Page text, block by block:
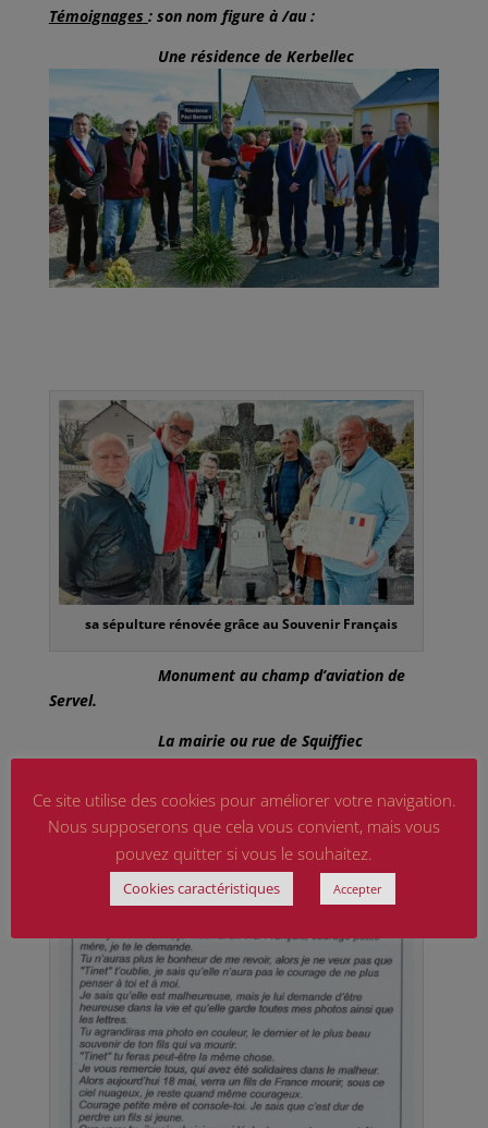
Témoignages : son nom figure à /au :
Une résidence de Kerbellec
sa sépulture rénovée grâce au Souvenir Français
Monument au champ d’aviation de
Servel.
La mairie ou rue de Squiffiec
Ce site utilise des cookies pour améliorer votre navigation.
Nous supposerons que cela vous convient, mais vous
pouvez quitter si vous le souhaitez.
Cookies caractéristiques Accepter